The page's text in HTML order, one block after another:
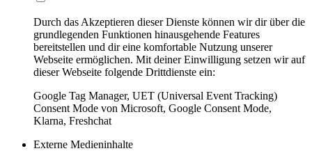
Durch das Akzeptieren dieser Dienste können wir dir über die
grundlegenden Funktionen hinausgehende Features
bereitstellen und dir eine komfortable Nutzung unserer
Webseite ermöglichen. Mit deiner Einwilligung setzen wir auf
dieser Webseite folgende Drittdienste ein:
Google Tag Manager, UET (Universal Event Tracking)
Consent Mode von Microsoft, Google Consent Mode,
Klarna, Freshchat
Externe Medieninhalte